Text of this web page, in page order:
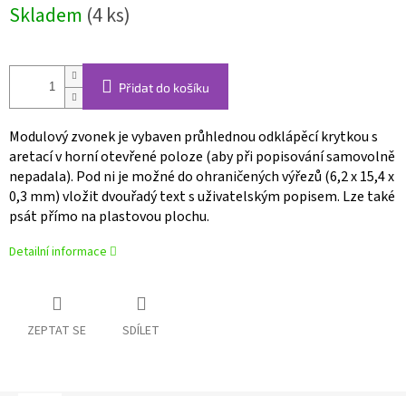
cena:
Skladem (4 ks)
Přidat do košíku
Modulový zvonek je vybaven průhlednou odklápěcí krytkou s
aretací v horní otevřené poloze (aby při popisování samovolně
nepadala). Pod ni je možné do ohraničených výřezů (6,2 x 15,4 x
0,3 mm) vložit dvouřadý text s uživatelským popisem. Lze také
psát přímo na plastovou plochu.
Detailní informace
ZEPTAT SE SDÍLET